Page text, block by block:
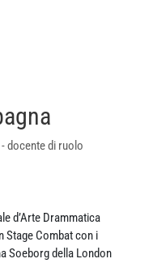
docente di ruolo
d’Arte Drammatica
Stage Combat con i
Soeborg della London